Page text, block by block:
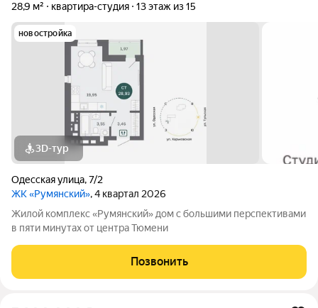
28,9 м²
квартира-студия 13 этаж из 15
новостройка
3D-тур
Одесская улица,7/2
ЖК «Румянский», 4 квартал 2026
Жилой комплекс «Румянский» дом с большими перспективами
в пяти минутах от центра Тюмени
Позвонить